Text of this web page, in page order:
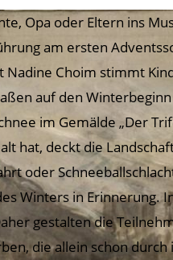
Opa oder Eltern ins
am ersten
Nadine Choim stimmt
auf den
im Gemälde „Der
hat, deckt die
oder
Winters in Erinnerung.
gestalten die
die allein schon